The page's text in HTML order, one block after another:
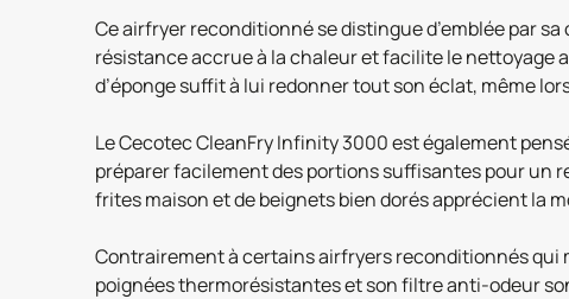
Ce airfryer reconditionné se distingue d’emblée par
résistance accrue à la chaleur et facilite le nettoyage
d’éponge suffit à lui redonner tout son éclat, même
Le Cecotec CleanFry Infinity 3000 est également
préparer facilement des portions suffisantes pour un
frites maison et de beignets bien dorés apprécient la
Contrairement à certains airfryers reconditionnés qui
poignées thermorésistantes et son filtre anti-odeur